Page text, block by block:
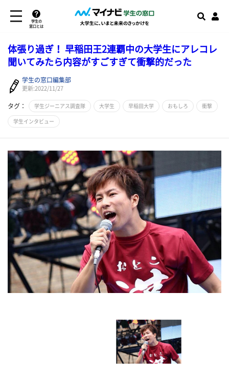
学生の
窓口とは
体張り過ぎ！ 早稲田王2連覇中の大学生にアレコレ
聞いてみたら内容がすごすぎて衝撃的だった
学生の窓口編集部
更新:2022/11/27
タグ： 学生ジーニアス調査隊 大学生 早稲田大学 おもしろ 衝撃
学生インタビュー